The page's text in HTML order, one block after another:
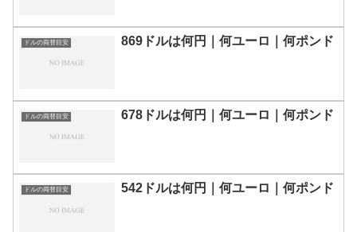
ドルの両替目安 869ドルは何円｜何ユーロ｜何ポンド
ドルの両替目安 678ドルは何円｜何ユーロ｜何ポンド
ドルの両替目安 542ドルは何円｜何ユーロ｜何ポンド